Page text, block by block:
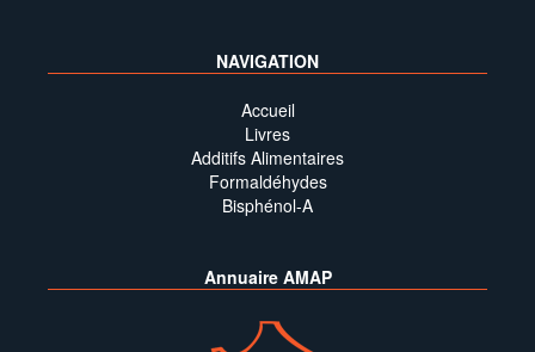
NAVIGATION
Accueil
Livres
Additifs Alimentaires
Formaldéhydes
Bisphénol-A
Annuaire AMAP